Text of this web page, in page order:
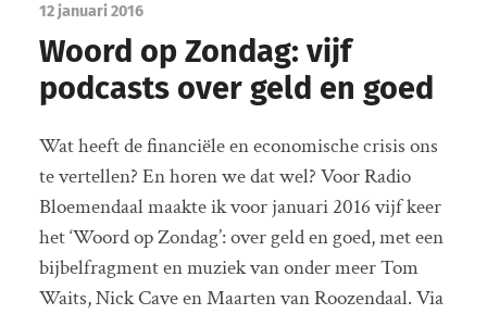
12 januari 2016
Woord op Zondag: vijf
podcasts over geld en goed
Wat heeft de financiële en economische crisis ons
te vertellen? En horen we dat wel? Voor Radio
Bloemendaal maakte ik voor januari 2016 vijf keer
het ‘Woord op Zondag’: over geld en goed, met een
bijbelfragment en muziek van onder meer Tom
Waits, Nick Cave en Maarten van Roozendaal. Via